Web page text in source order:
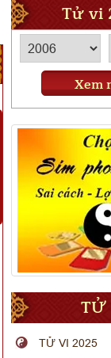
Tử vi
Xem
TỬ
TỬ VI 2025